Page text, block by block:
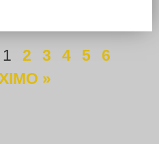
1 2 3 4 5
6
»